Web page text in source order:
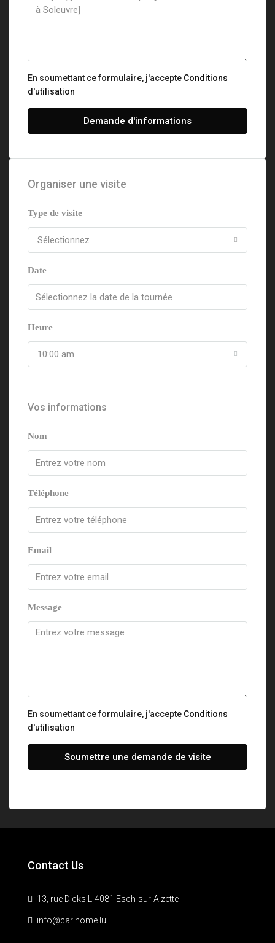
En soumettant ce formulaire, j'accepte Conditions
d'utilisation
Demande d'informations
Organiser une visite
Type de visite
Sélectionnez
Date
Heure
10:00 am
Vos informations
Nom
Téléphone
Email
Message
En soumettant ce formulaire, j'accepte Conditions
d'utilisation
Soumettre une demande de visite
Contact Us
13, rue Dicks L-4081 Esch-sur-Alzette
info@carihome.lu